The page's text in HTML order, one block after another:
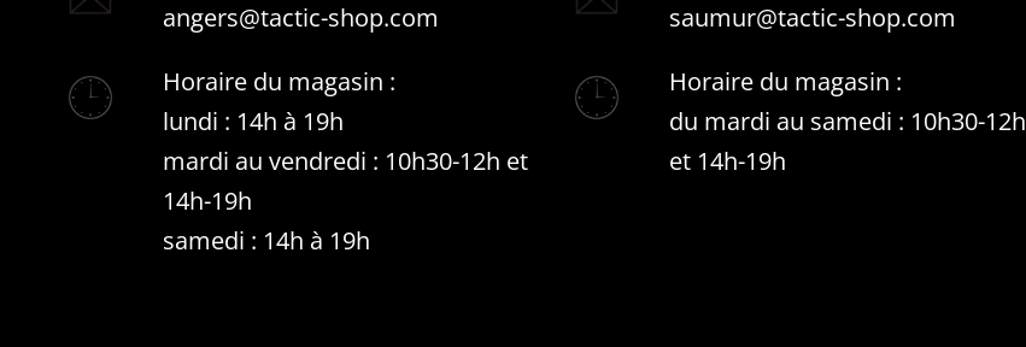
angers@tactic-shop.com
saumur@tactic-shop.com
Horaire du magasin :
lundi : 14h à 19h
mardi au vendredi : 10h30-12h et
14h-19h
samedi : 14h à 19h
Horaire du magasin :
du mardi au samedi : 10h30-12h
et 14h-19h